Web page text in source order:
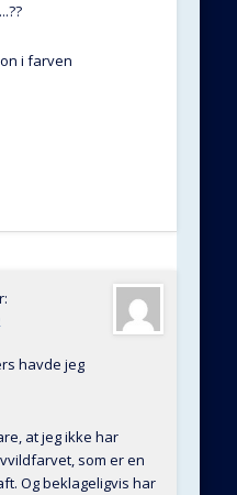
i farven
havde jeg
at jeg ikke har
som er en
Og beklageligvis har